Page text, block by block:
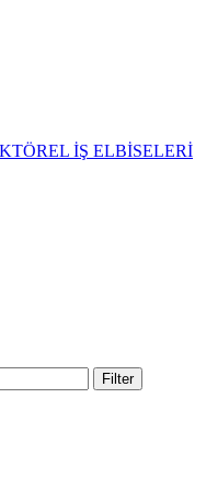
İŞ ELBİSELERİ
Filter